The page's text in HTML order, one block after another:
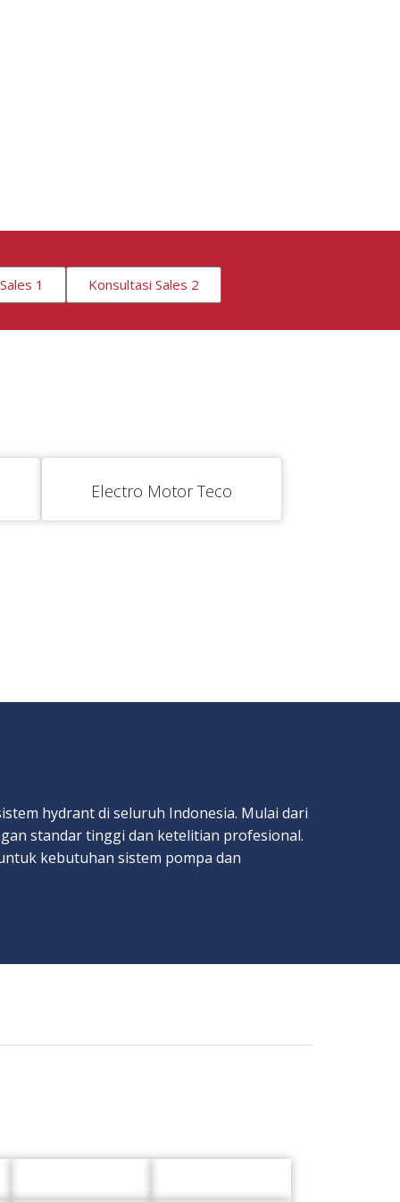
1 Konsultasi Sales 2
Electro Motor Teco
hydrant di seluruh Indonesia. Mulai dari
standar tinggi dan ketelitian profesional.
kebutuhan sistem pompa dan